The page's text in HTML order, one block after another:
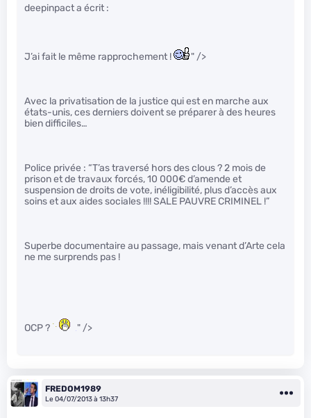
deepinpact a écrit :
J’ai fait le même rapprochement ! " />
Avec la privatisation de la justice qui est en marche aux
états-unis, ces derniers doivent se préparer à des heures
bien difficiles…
Police privée : “T’as traversé hors des clous ? 2 mois de
prison et de travaux forcés, 10 000€ d’amende et
suspension de droits de vote, inéligibilité, plus d’accès aux
soins et aux aides sociales !!!! SALE PAUVRE CRIMINEL !”
Superbe documentaire au passage, mais venant d’Arte cela
ne me surprends pas !
OCP ? " />
FREDOM1989
Le 04/07/2013 à 13h37